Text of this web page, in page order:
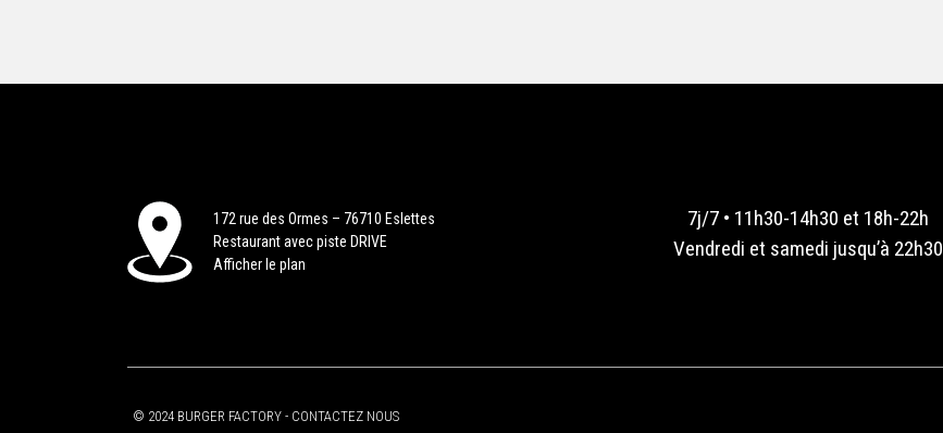
172 rue des Ormes – 76710 Eslettes
Restaurant avec piste DRIVE
Afficher le plan
7j/7 • 11h30-14h30 et 18h-22h
Vendredi et samedi jusqu’à 22h30
© 2024 BURGER FACTORY - CONTACTEZ NOUS